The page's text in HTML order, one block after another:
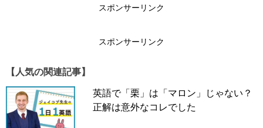
↓
スポンサーリンク
スポンサーリンク
スポンサーリンク
【人気の関連記事】
英語で「栗」は「マロン」じゃない？
正解は意外なコレでした